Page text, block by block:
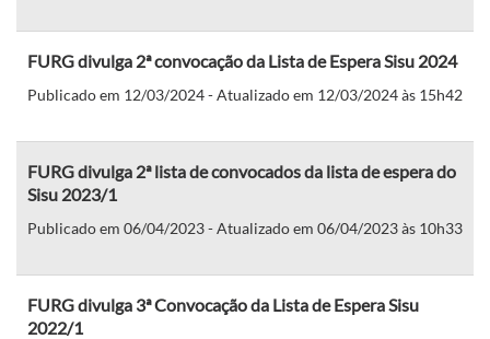
FURG divulga 2ª convocação da Lista de Espera Sisu 2024
Publicado em 12/03/2024 - Atualizado em 12/03/2024 às 15h42
FURG divulga 2ª lista de convocados da lista de espera do
Sisu 2023/1
Publicado em 06/04/2023 - Atualizado em 06/04/2023 às 10h33
FURG divulga 3ª Convocação da Lista de Espera Sisu
2022/1